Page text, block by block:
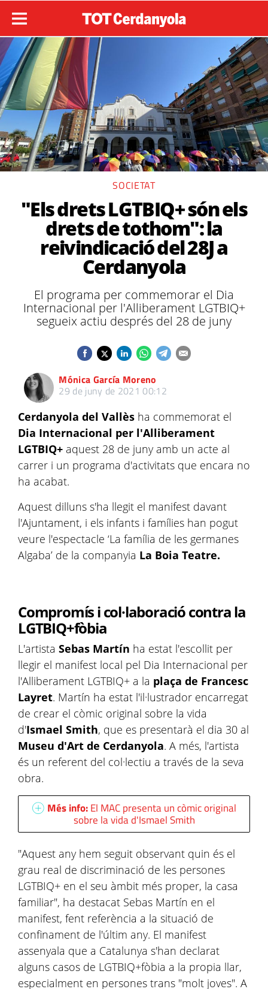
SOCIETAT
"Els drets LGTBIQ+ són els
drets de tothom": la
reivindicació del 28J a
Cerdanyola
El programa per commemorar el Dia
Internacional per l'Alliberament LGTBIQ+
segueix actiu després del 28 de juny
Mónica García Moreno
29 de juny de 2021 00:12
Cerdanyola del Vallès ha commemorat el
Dia Internacional per l'Alliberament
LGTBIQ+ aquest 28 de juny amb un acte al
carrer i un programa d'activitats que encara no
ha acabat.
Aquest dilluns s'ha llegit el manifest davant
l'Ajuntament, i els infants i famílies han pogut
veure l'espectacle ‘La família de les germanes
Algaba’ de la companyia La Boia Teatre.
Compromís i col·laboració contra la
LGTBIQ+fòbia
L'artista Sebas Martín ha estat l'escollit per
llegir el manifest local pel Dia Internacional per
l'Alliberament LGTBIQ+ a la plaça de Francesc
Layret. Martín ha estat l'il·lustrador encarregat
de crear el còmic original sobre la vida
d'Ismael Smith, que es presentarà el dia 30 al
Museu d'Art de Cerdanyola. A més, l'artista
és un referent del col·lectiu a través de la seva
obra.
Més info:El MAC presenta un còmic original
sobre la vida d'Ismael Smith
"Aquest any hem seguit observant quin és el
grau real de discriminació de les persones
LGTBIQ+ en el seu àmbit més proper, la casa
familiar", ha destacat Sebas Martín en el
manifest, fent referència a la situació de
confinament de l'últim any. El manifest
assenyala que a Catalunya s'han declarat
alguns casos de LGTBIQ+fòbia a la propia llar,
especialment en persones trans "molt joves". A